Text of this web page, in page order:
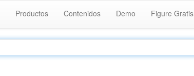
Productos Contenidos Demo Figure Gratis